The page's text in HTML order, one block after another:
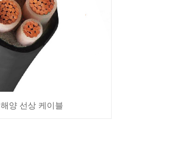
해양 선상 케이블